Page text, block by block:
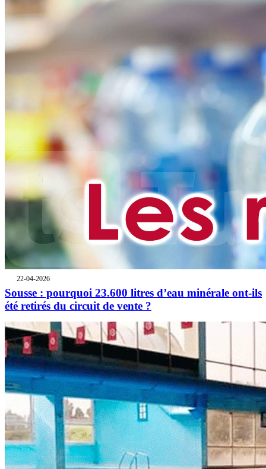
22-04-2026
Sousse : pourquoi 23.600 litres d’eau minérale ont-ils
été retirés du circuit de vente ?